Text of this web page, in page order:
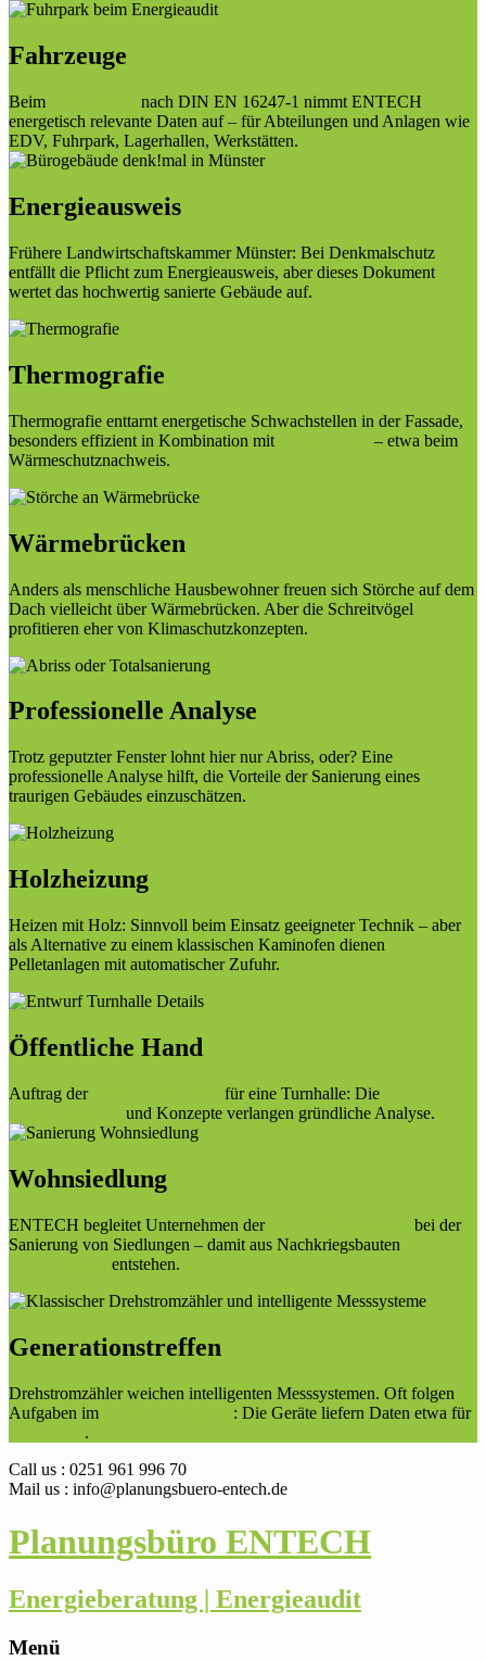
Fahrzeuge
Beim
nach DIN EN 16247-1 nimmt ENTECH
energetisch relevante Daten auf – für Abteilungen und Anlagen wie
EDV, Fuhrpark, Lagerhallen, Werkstätten.
Energieausweis
Frühere Landwirtschaftskammer Münster: Bei Denkmalschutz
entfällt die Pflicht zum Energieausweis, aber dieses Dokument
wertet das hochwertig sanierte Gebäude auf.
Thermografie
Thermografie enttarnt energetische Schwachstellen in der Fassade,
besonders effizient in Kombination mit
– etwa beim
Wärmeschutznachweis.
Wärmebrücken
Anders als menschliche Hausbewohner freuen sich Störche auf dem
Dach vielleicht über Wärmebrücken. Aber die Schreitvögel
profitieren eher von Klimaschutzkonzepten.
Professionelle Analyse
Trotz geputzter Fenster lohnt hier nur Abriss, oder? Eine
professionelle Analyse hilft, die Vorteile der Sanierung eines
traurigen Gebäudes einzuschätzen.
Holzheizung
Heizen mit Holz: Sinnvoll beim Einsatz geeigneter Technik – aber
als Alternative zu einem klassischen Kaminofen dienen
Pelletanlagen mit automatischer Zufuhr.
Öffentliche Hand
Auftrag der
für eine Turnhalle: Die
und Konzepte verlangen gründliche Analyse.
Wohnsiedlung
ENTECH begleitet Unternehmen der
bei der
Sanierung von Siedlungen – damit aus Nachkriegsbauten
entstehen.
Generationstreffen
Drehstromzähler weichen intelligenten Messsystemen. Oft folgen
Aufgaben im
: Die Geräte liefern Daten etwa für
.
Call us : 0251 961 996 70
Mail us : info@planungsbuero-entech.de
Planungsbüro ENTECH
Energieberatung | Energieaudit
Menü